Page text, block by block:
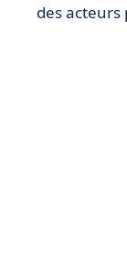
des acteurs